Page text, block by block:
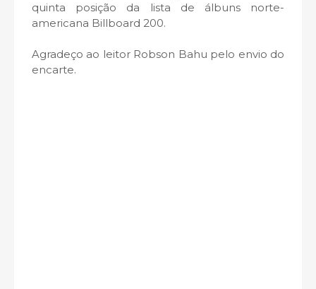
quinta posição da lista de álbuns norte-
americana Billboard 200.
Agradeço ao leitor Robson Bahu pelo envio do
encarte.